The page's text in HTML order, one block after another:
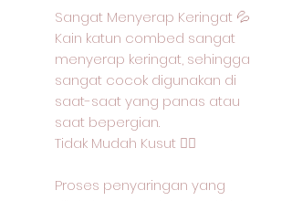
Sangat Menyerap Keringat 💦
Kain katun combed sangat
menyerap keringat, sehingga
sangat cocok digunakan di
saat-saat yang panas atau
saat bepergian.
Tidak Mudah Kusut 🙅‍♂️
Proses penyaringan yang